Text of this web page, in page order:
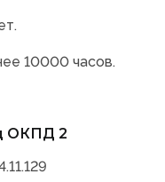
10000 часов.
ОКПД 2